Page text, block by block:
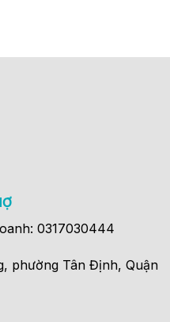
0317030444
phường Tân Định, Quận